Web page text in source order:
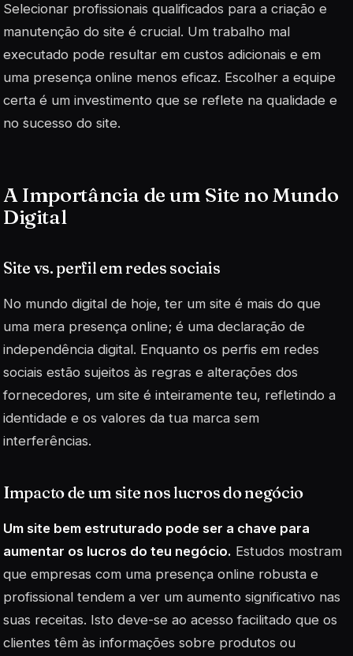
Selecionar profissionais qualificados para a criação e
manutenção do site é crucial. Um trabalho mal
executado pode resultar em custos adicionais e em
uma presença online menos eficaz. Escolher a equipe
certa é um investimento que se reflete na qualidade e
no sucesso do site.
A Importância de um Site no Mundo
Digital
Site vs. perfil em redes sociais
No mundo digital de hoje, ter um site é mais do que
uma mera presença online; é uma declaração de
independência digital. Enquanto os perfis em redes
sociais estão sujeitos às regras e alterações dos
fornecedores, um site é inteiramente teu, refletindo a
identidade e os valores da tua marca sem
interferências.
Impacto de um site nos lucros do negócio
Um site bem estruturado pode ser a chave para
aumentar os lucros do teu negócio. Estudos mostram
que empresas com uma presença online robusta e
profissional tendem a ver um aumento significativo nas
suas receitas. Isto deve-se ao acesso facilitado que os
clientes têm às informações sobre produtos ou